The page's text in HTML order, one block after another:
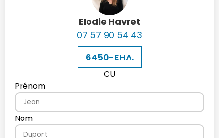
Elodie Havret
07 57 90 54 43
6450-EHA.
OU
Prénom
Nom